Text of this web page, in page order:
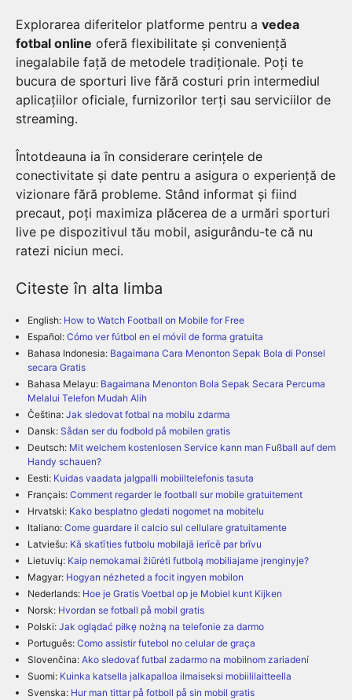
Explorarea diferitelor platforme pentru a vedea
fotbal online oferă flexibilitate și conveniență
inegalabile față de metodele tradiționale. Poți te
bucura de sporturi live fără costuri prin intermediul
aplicațiilor oficiale, furnizorilor terți sau serviciilor de
streaming.
Întotdeauna ia în considerare cerințele de
conectivitate și date pentru a asigura o experiență de
vizionare fără probleme. Stând informat și fiind
precaut, poți maximiza plăcerea de a urmări sporturi
live pe dispozitivul tău mobil, asigurându-te că nu
ratezi niciun meci.
Citeste în alta limba
English: How to Watch Football on Mobile for Free
Español: Cómo ver fútbol en el móvil de forma gratuita
Bahasa Indonesia: Bagaimana Cara Menonton Sepak Bola di Ponsel
secara Gratis
Bahasa Melayu: Bagaimana Menonton Bola Sepak Secara Percuma
Melalui Telefon Mudah Alih
Čeština: Jak sledovat fotbal na mobilu zdarma
Dansk: Sådan ser du fodbold på mobilen gratis
Deutsch: Mit welchem kostenlosen Service kann man Fußball auf dem
Handy schauen?
Eesti: Kuidas vaadata jalgpalli mobiiltelefonis tasuta
Français: Comment regarder le football sur mobile gratuitement
Hrvatski: Kako besplatno gledati nogomet na mobitelu
Italiano: Come guardare il calcio sul cellulare gratuitamente
Latviešu: Kā skatīties futbolu mobilajā ierīcē par brīvu
Lietuvių: Kaip nemokamai žiūrėti futbolą mobiliajame įrenginyje?
Magyar: Hogyan nézheted a focit ingyen mobilon
Nederlands: Hoe je Gratis Voetbal op je Mobiel kunt Kijken
Norsk: Hvordan se fotball på mobil gratis
Polski: Jak oglądać piłkę nożną na telefonie za darmo
Português: Como assistir futebol no celular de graça
Slovenčina: Ako sledovať futbal zadarmo na mobilnom zariadení
Suomi: Kuinka katsella jalkapalloa ilmaiseksi mobiililaitteella
Svenska: Hur man tittar på fotboll på sin mobil gratis